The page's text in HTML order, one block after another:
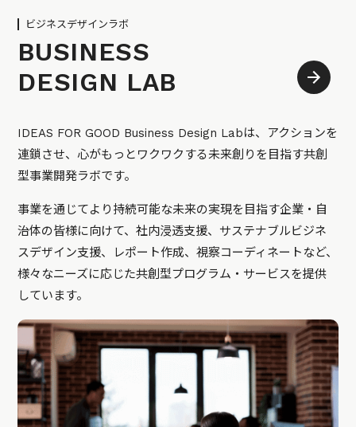
ビジネスデザインラボ
BUSINESS
DESIGN LAB
IDEAS FOR GOOD Business Design Labは、アクションを
連鎖させ、心がもっとワクワクする未来創りを目指す共創
型事業開発ラボです。
事業を通じてより持続可能な未来の実現を目指す企業・自
治体の皆様に向けて、社内浸透支援、サステナブルビジネ
スデザイン支援、レポート作成、視察コーディネートなど、
様々なニーズに応じた共創型プログラム・サービスを提供
しています。